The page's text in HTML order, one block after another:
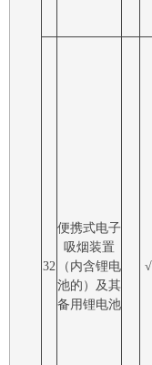
32
便携式电子
吸烟装置
（内含锂电
池的）及其
备用锂电池
√